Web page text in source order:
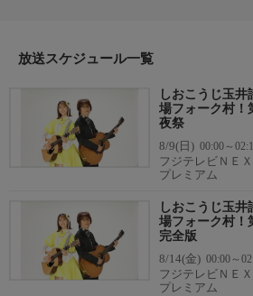
ターダストプラネット！清塚信也のガチ
放送スケジュール一覧
しおこうじ玉
場フォーク村！
夜祭
8/9(日) 00:00～
フジテレビＮＥ
プレミアム
しおこうじ玉
場フォーク村！
完全版
8/14(金) 00:00～
フジテレビＮＥ
プレミアム